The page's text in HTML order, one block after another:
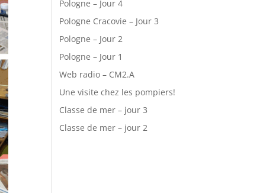
Pologne – Jour 4
Pologne Cracovie – Jour 3
Pologne – Jour 2
Pologne – Jour 1
Web radio – CM2.A
Une visite chez les pompiers!
Classe de mer – jour 3
Classe de mer – jour 2